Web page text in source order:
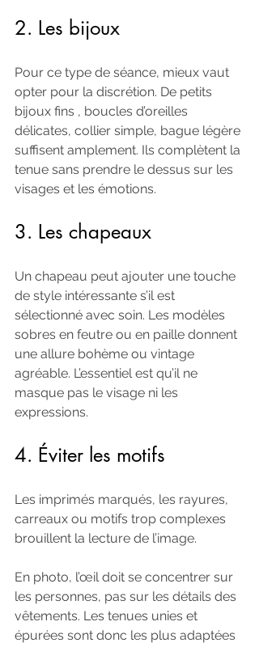
2. Les bijoux
Pour ce type de séance, mieux vaut
opter pour la discrétion. De petits
bijoux fins , boucles d’oreilles
délicates, collier simple, bague légère
suffisent amplement. Ils complètent la
tenue sans prendre le dessus sur les
visages et les émotions.
3. Les chapeaux
Un chapeau peut ajouter une touche
de style intéressante s’il est
sélectionné avec soin. Les modèles
sobres en feutre ou en paille donnent
une allure bohème ou vintage
agréable. L’essentiel est qu’il ne
masque pas le visage ni les
expressions.
4. Éviter les motifs
Les imprimés marqués, les rayures,
carreaux ou motifs trop complexes
brouillent la lecture de l’image.
En photo, l’œil doit se concentrer sur
les personnes, pas sur les détails des
vêtements. Les tenues unies et
épurées sont donc les plus adaptées